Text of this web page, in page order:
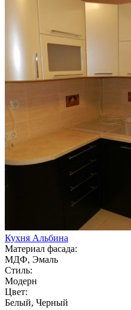
Кухня Альбина
Материал фасада:
МДФ, Эмаль
Стиль:
Модерн
Цвет:
Белый, Черный